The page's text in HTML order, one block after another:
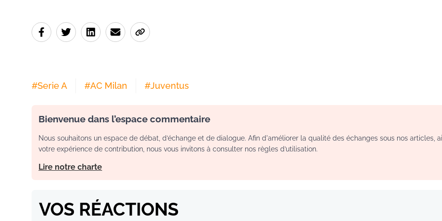
#Serie A #AC Milan #Juventus
Bienvenue dans l’espace commentaire
Nous souhaitons un espace de débat, d’échange et de dialogue. Afin d'améliorer la qualité des échanges sous nos articles,
votre expérience de contribution, nous vous invitons à consulter nos règles d’utilisation.
Lire notre charte
VOS RÉACTIONS